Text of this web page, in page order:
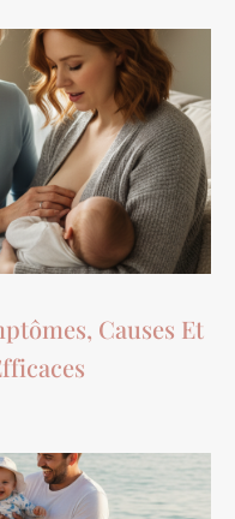
Causes Et